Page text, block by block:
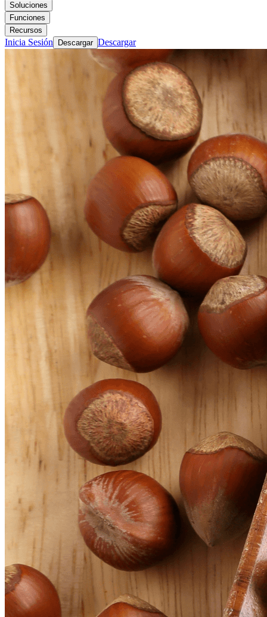
Soluciones
Funciones
Recursos
Inicia Sesión Descargar Descargar